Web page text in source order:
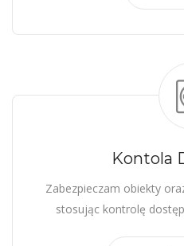
Kontola
Zabezpieczam obiekty
stosując kontrolę